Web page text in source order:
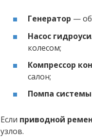
Генератор —
Насос
колесом;
Компрессор
салон;
Помпа
Если приводной
узлов.